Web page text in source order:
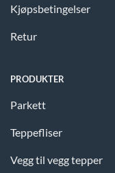
Kjøpsbetingelser
Retur
PRODUKTER
Parkett
Teppefliser
Vegg til vegg tepper